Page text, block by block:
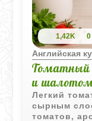
1,42K 0
Английская
Томатный
и
Легкий
сырным
томатов,